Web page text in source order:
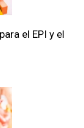
el EPI y el